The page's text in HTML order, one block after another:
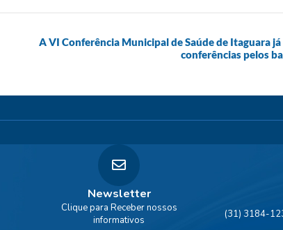
A VI Conferência Municipal de Saúde de Itaguara
conferências pelos
(31) 3184-
Newsletter
Clique para Receber nossos
informativos